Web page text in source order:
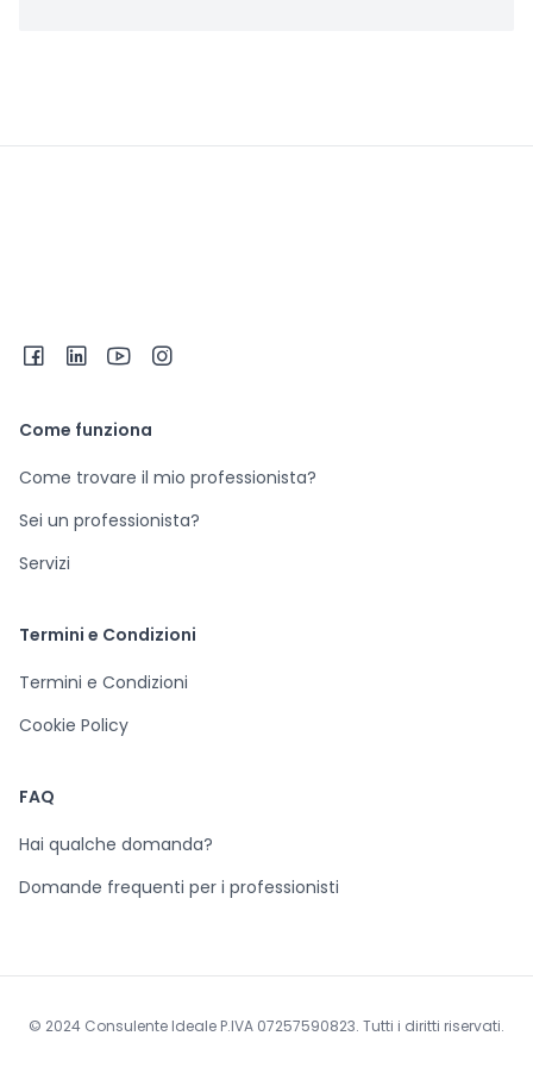
Come funziona
Come trovare il mio professionista?
Sei un professionista?
Servizi
Termini e Condizioni
Termini e Condizioni
Cookie Policy
FAQ
Hai qualche domanda?
Domande frequenti per i professionisti
© 2024 Consulente Ideale P.IVA 07257590823. Tutti i diritti riservati.